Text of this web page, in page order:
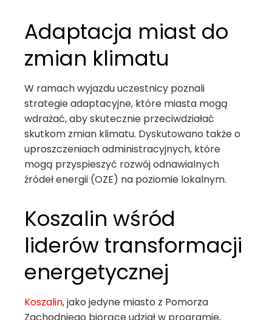
Adaptacja miast do
zmian klimatu
W ramach wyjazdu uczestnicy poznali
strategie adaptacyjne, które miasta mogą
wdrażać, aby skutecznie przeciwdziałać
skutkom zmian klimatu. Dyskutowano także o
uproszczeniach administracyjnych, które
mogą przyspieszyć rozwój odnawialnych
źródeł energii (OZE) na poziomie lokalnym.
Koszalin wśród
liderów transformacji
energetycznej
Koszalin, jako jedyne miasto z Pomorza